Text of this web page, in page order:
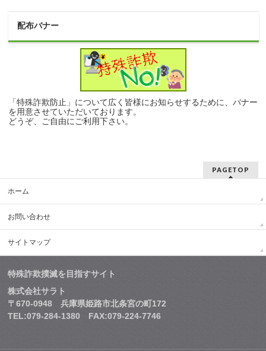
配布バナー
「特殊詐欺防止」について広く皆様にお知らせするために、バナー
を用意させていただいております。
どうぞ、ご自由にご利用下さい。
PAGETOP
ホーム
お問い合わせ
サイトマップ
特殊詐欺撲滅を目指すサイト
株式会社サラト
〒670-0948 兵庫県姫路市北条宮の町172
TEL:079-284-1380 FAX:079-224-7746